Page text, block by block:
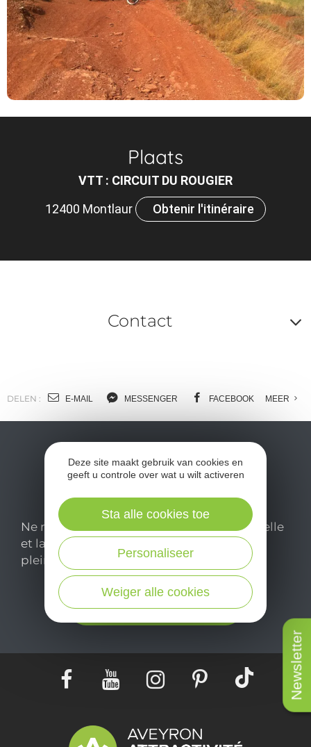
Newsletter
Plaats
VTT : CIRCUIT DU ROUGIER
12400 Montlaur
Obtenir l'itinéraire
Contact
DELEN : E-MAIL MESSENGER FACEBOOK MEER
Ne manquez pas notre newsletter mensuelle
et laissez-vous inspirer pour profiter
pleinement de votre séjour en Aveyron.
Je m'abonne ici
Deze site maakt gebruik van cookies en
geeft u controle over wat u wilt activeren
Weiger alle cookies
Personaliseer
Sta alle cookies toe